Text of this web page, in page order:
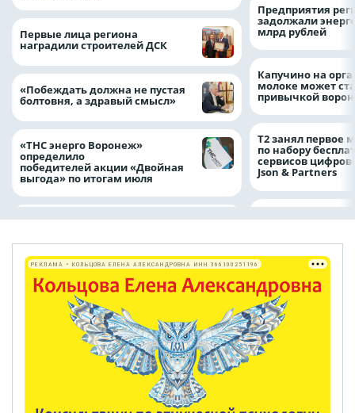
Первые лица региона
наградили строителей ДСК
«Побеждать должна не пустая
болтовня, а здравый смысл»
«ТНС энерго Воронеж»
определило
победителей акции «Двойная
выгода» по итогам июля
Предприятия
задолжали
млрд рублей
Капучино на
молоке может
привычкой
Т2 занял первое
по набору
сервисов
Json & Partners
РЕКЛАМА • КОЛЬЦОВА ЕЛЕНА АЛЕКСАНДРОВНА ИНН 366100251196